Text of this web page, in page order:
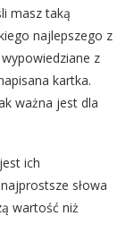
masz taką
najlepszego z
z
kartka.
ważna jest dla
ich
słowa
wartość niż